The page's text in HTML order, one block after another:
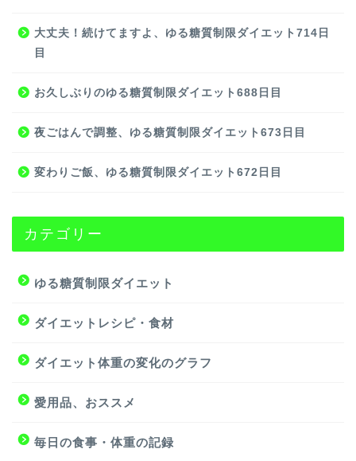
大丈夫！続けてますよ、ゆる糖質制限ダイエット714日
目
お久しぶりのゆる糖質制限ダイエット688日目
夜ごはんで調整、ゆる糖質制限ダイエット673日目
変わりご飯、ゆる糖質制限ダイエット672日目
カテゴリー
ゆる糖質制限ダイエット
ダイエットレシピ・食材
ダイエット体重の変化のグラフ
愛用品、おススメ
毎日の食事・体重の記録